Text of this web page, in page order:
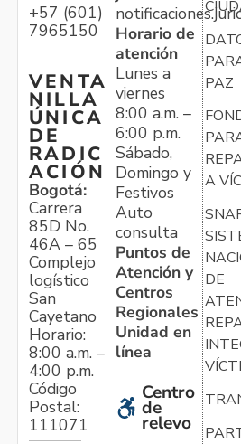
+57 (601)
7965150
VENTA
NILLA
ÚNICA
DE
RADIC
ACIÓN
Bogotá:
Carrera
85D No.
46A – 65
Complejo
logístico
San
Cayetano
Horario:
8:00 a.m. –
4:00 p.m.
Código
Postal:
111071
Horario de
atención
Lunes a
viernes
8:00 a.m. –
6:00 p.m.
Sábado,
Domingo y
Festivos
Auto
consulta
Puntos de
Atención y
Centros
Regionales
Unidad en
línea
Centro
de
relevo
PAZ
A
DE